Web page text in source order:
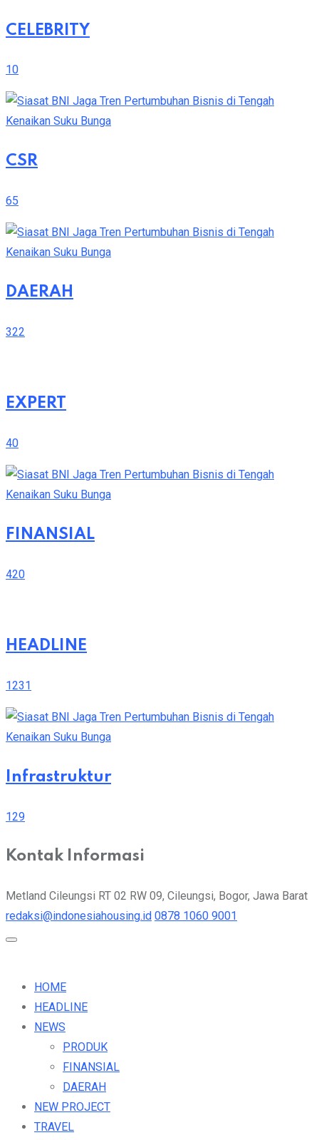
CELEBRITY
10
CSR
65
DAERAH
322
EXPERT
40
FINANSIAL
420
HEADLINE
1231
Infrastruktur
129
Kontak Informasi
Metland Cileungsi RT 02 RW 09, Cileungsi, Bogor, Jawa Barat
redaksi@indonesiahousing.id 0878 1060 9001
HOME
HEADLINE
NEWS
PRODUK
FINANSIAL
DAERAH
NEW PROJECT
TRAVEL